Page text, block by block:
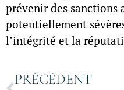
prévenir des sanctions
potentiellement
l’intégrité et la
PRÉCÈDENT